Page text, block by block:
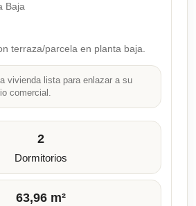
Baja
terraza/parcela en planta baja.
vivienda lista para enlazar a su
comercial.
2
Dormitorios
63,96 m²